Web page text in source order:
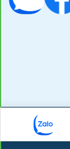
Copyright ©